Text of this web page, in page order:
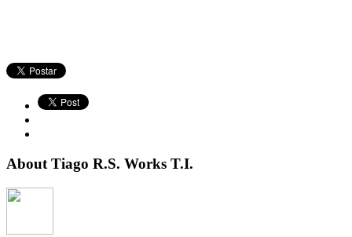
About Tiago R.S. Works T.I.